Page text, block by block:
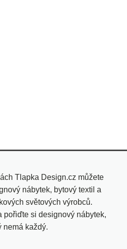
Tlapka Design.cz můžete
nábytek, bytový textil a
světových výrobců.
pořiďte si designový nábytek,
nemá každý.